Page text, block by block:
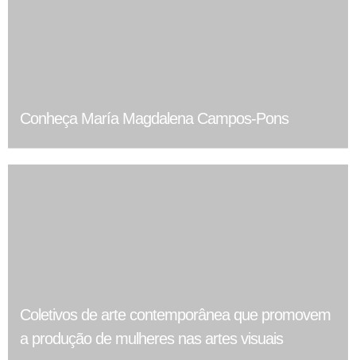
Conheça María Magdalena Campos-Pons
Coletivos de arte contemporânea que promovem
a produção de mulheres nas artes visuais